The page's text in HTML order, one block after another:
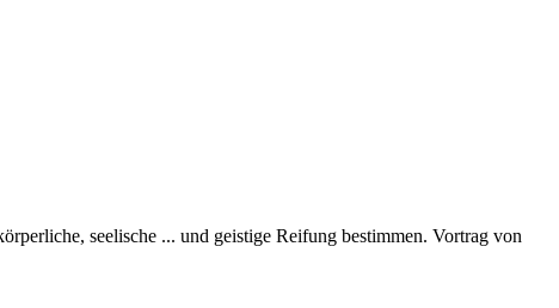
seelische ... und geistige Reifung bestimmen. Vortrag von